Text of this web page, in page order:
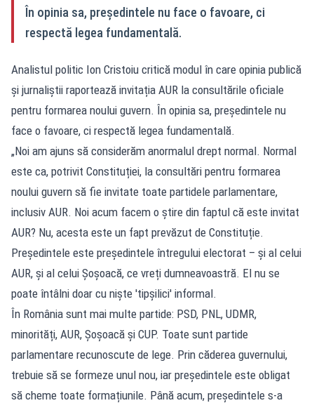
În opinia sa, președintele nu face o favoare, ci
respectă legea fundamentală.
Analistul politic Ion Cristoiu critică modul în care opinia publică
și jurnaliștii raportează invitația AUR la consultările oficiale
pentru formarea noului guvern. În opinia sa, președintele nu
face o favoare, ci respectă legea fundamentală.
„Noi am ajuns să considerăm anormalul drept normal. Normal
este ca, potrivit Constituției, la consultări pentru formarea
noului guvern să fie invitate toate partidele parlamentare,
inclusiv AUR. Noi acum facem o știre din faptul că este invitat
AUR? Nu, acesta este un fapt prevăzut de Constituție.
Președintele este președintele întregului electorat – și al celui
AUR, și al celui Șoșoacă, ce vreți dumneavoastră. El nu se
poate întâlni doar cu niște 'tipșilici' informal.
În România sunt mai multe partide: PSD, PNL, UDMR,
minorități, AUR, Șoșoacă și CUP. Toate sunt partide
parlamentare recunoscute de lege. Prin căderea guvernului,
trebuie să se formeze unul nou, iar președintele este obligat
să cheme toate formațiunile. Până acum, președintele s-a